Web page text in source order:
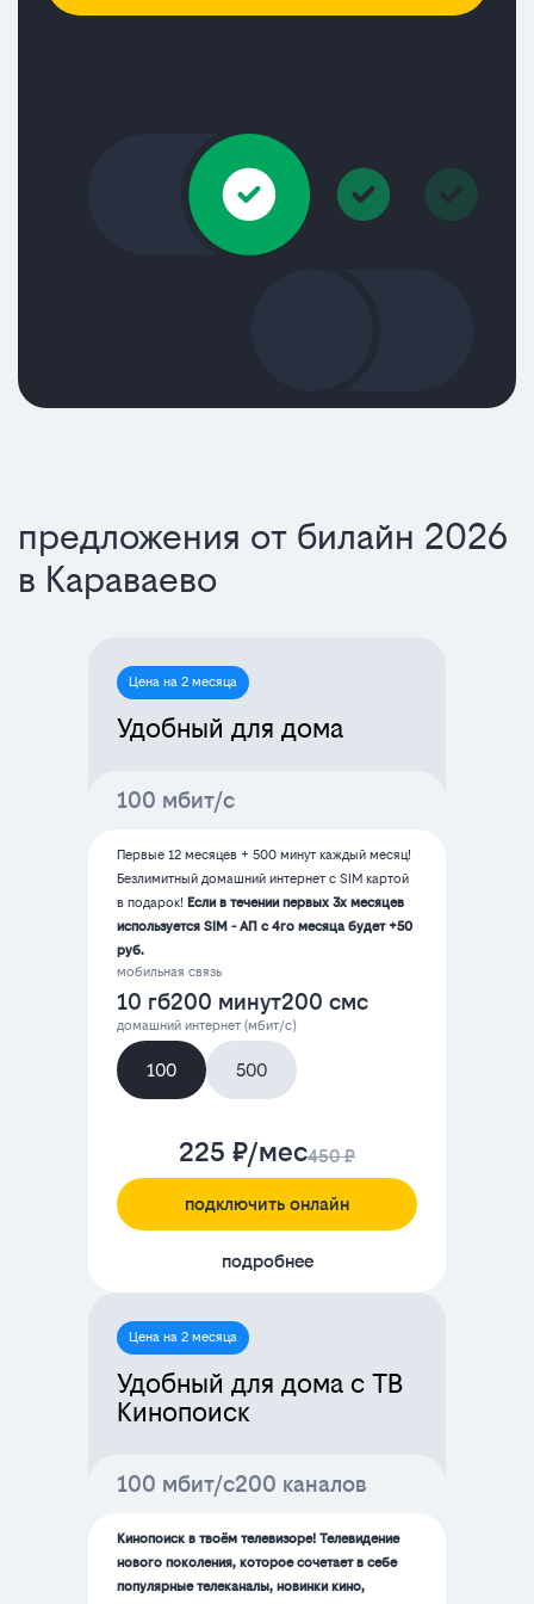
предложения от билайн 2026
в Караваево
Цена на 2 месяца
Удобный для дома
100 мбит/с
Первые 12 месяцев + 500 минут каждый месяц!
Безлимитный домашний интернет с SIM картой
в подарок! Если в течении первых 3х месяцев
используется SIM - АП с 4го месяца будет +50
руб.
мобильная связь
10 гб200 минут200 смс
домашний интернет (мбит/с)
100 500
225 ₽/мес450 ₽
подключить онлайн
подробнее
Цена на 2 месяца
Удобный для дома с ТВ
Кинопоиск
100 мбит/с200 каналов
Кинопоиск в твоём телевизоре! Телевидение
нового поколения, которое сочетает в себе
популярные телеканалы, новинки кино,